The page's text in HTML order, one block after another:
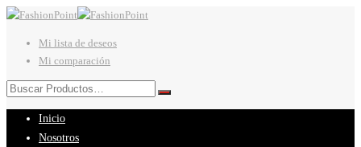
Mi lista de deseos
Mi comparación
Inicio
Nosotros